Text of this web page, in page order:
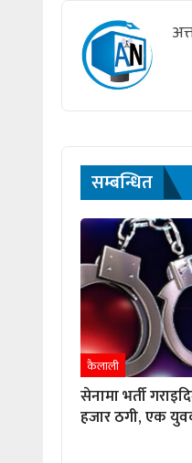
सम्बन्धित
कैलाली
सेनामा भर्ती
हजार ठगी, एक